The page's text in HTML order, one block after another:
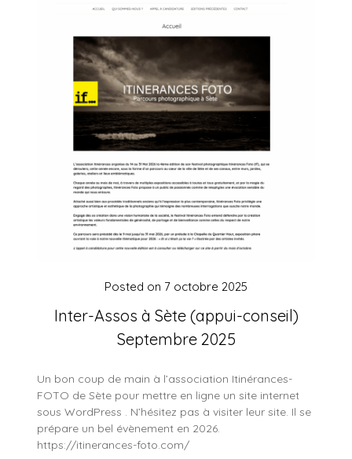
Inter-Assos à Sète (appui-conseil)
Septembre 2025
Posted on 7 octobre 2025
Un bon coup de main à l’association Itinérances-
FOTO de Sète pour mettre en ligne un site internet
sous WordPress . N’hésitez pas à visiter leur site. Il se
prépare un bel évènement en 2026.
https://itinerances-foto.com/